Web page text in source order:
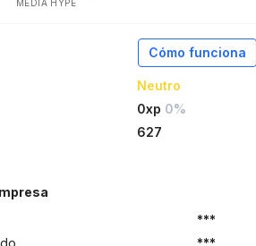
MEDIA HYPE
Cómo funciona
Neutro
0xp 0%
627
***
***